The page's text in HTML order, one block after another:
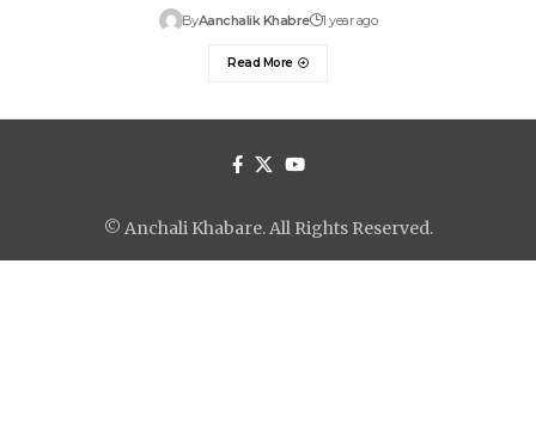
ByAanchalik Khabre 1 year ago
Read More
© Anchali Khabare. All Rights Reserved.